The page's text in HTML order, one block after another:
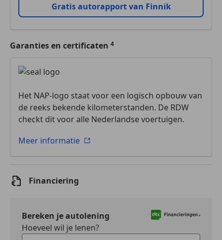
Gratis autorapport van Finnik
Garanties en certificaten
Het NAP-logo staat voor een logisch opbouw van
de reeks bekende kilometerstanden. De RDW
checkt dit voor alle Nederlandse voertuigen.
Meer informatie
Financiering
Bereken je autolening
Hoeveel wil je lenen?